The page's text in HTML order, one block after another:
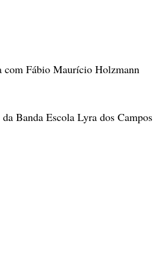
com Fábio Maurício Holzmann
Banda Escola Lyra dos Campos